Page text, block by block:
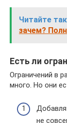
Читайте
зачем?
Есть ли
Ограничений в
много. Но они
не